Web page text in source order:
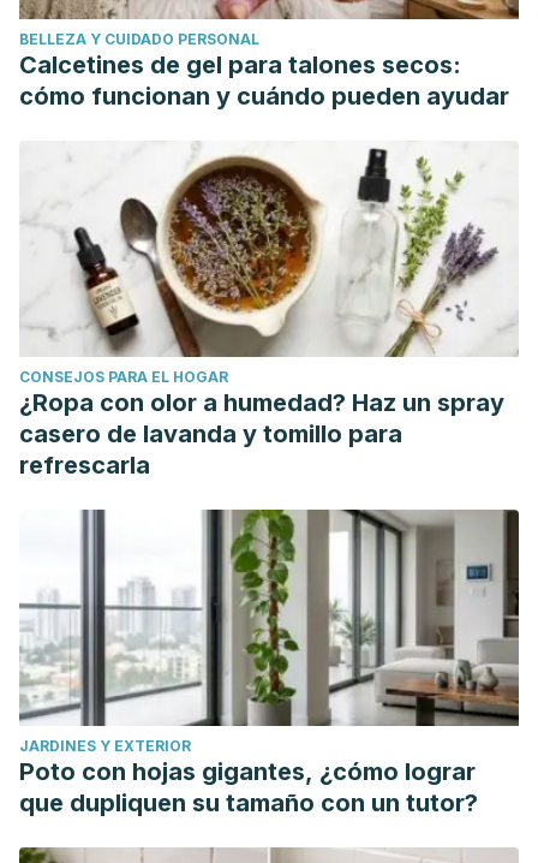
National Institute of Diabetes, and Digestive and Kidney
Diseases. Alimentación, dieta y nutrition para el síndrome
de intestino irritable. U. S. Department of Health and Human
Servicio Nacional de Salud de Escocia (NHS). Peppermint
oil: a medicine to treat stomach cramps and boating. Julio
BELLEZA Y CUIDADO PERSONAL
Calcetines de gel para talones secos:
cómo funcionan y cuándo pueden ayudar
CONSEJOS PARA EL HOGAR
¿Ropa con olor a humedad? Haz un spray
casero de lavanda y tomillo para
refrescarla
JARDINES Y EXTERIOR
Poto con hojas gigantes, ¿cómo lograr
que dupliquen su tamaño con un tutor?